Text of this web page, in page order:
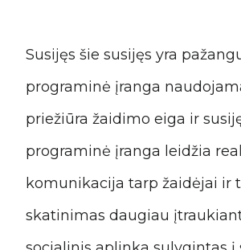
Susijęs šie susijęs yra
programinė įranga
priežiūra žaidimo eiga ir
programinė įranga leidžia
komunikacija tarp žaidėjai ir
skatinimas daugiau